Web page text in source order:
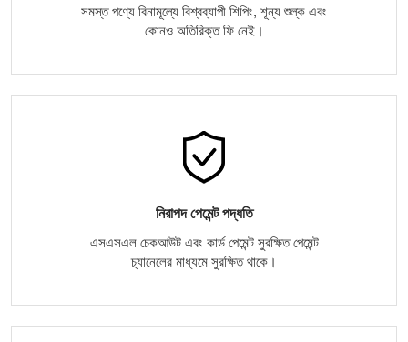
সমস্ত পণ্যে বিনামূল্যে বিশ্বব্যাপী শিপিং, শূন্য শুল্ক এবং
কোনও অতিরিক্ত ফি নেই।
নিরাপদ পেমেন্ট পদ্ধতি
এসএসএল চেকআউট এবং কার্ড পেমেন্ট সুরক্ষিত পেমেন্ট
চ্যানেলের মাধ্যমে সুরক্ষিত থাকে।